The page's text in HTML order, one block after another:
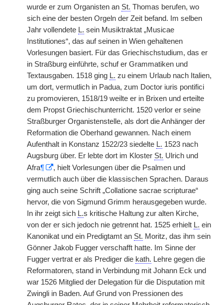
wurde er zum Organisten an St. Thomas berufen, wo
sich eine der besten Orgeln der Zeit befand. Im selben
Jahr vollendete L. sein Musiktraktat „Musicae
Institutiones“, das auf seinen in Wien gehaltenen
Vorlesungen basiert. Für das Griechischstudium, das er
in Straßburg einführte, schuf er Grammatiken und
Textausgaben. 1518 ging L. zu einem Urlaub nach Italien,
um dort, vermutlich in Padua, zum Doctor iuris pontifici
zu promovieren, 1518/19 weilte er in Brixen und erteilte
dem Propst Griechischunterricht. 1520 verlor er seine
Straßburger Organistenstelle, als dort die Anhänger der
Reformation die Oberhand gewannen. Nach einem
Aufenthalt in Konstanz 1522/23 siedelte L. 1523 nach
Augsburg über. Er lebte dort im Kloster St. Ulrich und
Afra¶
, hielt Vorlesungen über die Psalmen und
vermutlich auch über die klassischen Sprachen. Daraus
ging auch seine Schrift „Collatione sacrae scripturae“
hervor, die von Sigmund Grimm herausgegeben wurde.
In ihr zeigt sich L.s kritische Haltung zur alten Kirche,
von der er sich jedoch nie getrennt hat. 1525 erhielt L. ein
Kanonikat und ein Predigtamt an St. Moritz, das ihm sein
Gönner Jakob Fugger verschafft hatte. Im Sinne der
Fugger vertrat er als Prediger die kath. Lehre gegen die
Reformatoren, stand in Verbindung mit Johann Eck und
war 1526 Mitglied der Delegation für die Disputation mit
Zwingli in Baden. Auf Grund von Pressionen des